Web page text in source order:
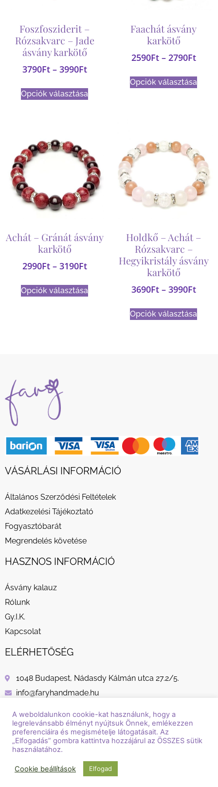
Foszfosziderit –
Rózsakvarc – Jade
ásvány karkötő
3790Ft – 3990Ft
Opciók választása
Faachát ásvány
karkötő
2590Ft – 2790Ft
Opciók választása
Achát – Gránát ásvány
karkötő
2990Ft – 3190Ft
Opciók választása
Holdkő – Achát –
Rózsakvarc –
Hegyikristály ásvány
karkötő
3690Ft – 3990Ft
Opciók választása
VÁSÁRLÁSI INFORMÁCIÓ
Általános Szerződési Feltételek
Adatkezelési Tájékoztató
Fogyasztóbarát
Megrendelés követése
HASZNOS INFORMÁCIÓ
Ásvány kalauz
Rólunk
Gy.I.K.
Kapcsolat
ELÉRHETŐSÉG
1048 Budapest, Nádasdy Kálmán utca 27.2/5.
info@faryhandmade.hu
A weboldalunkon cookie-kat használunk, hogy a
legrelevánsabb élményt nyújtsuk Önnek, emlékezzen
preferenciáira és megismételje látogatásait. Az
„Elfogadás” gombra kattintva hozzájárul az ÖSSZES sütik
használatához.
Cookie beállítások Elfogad